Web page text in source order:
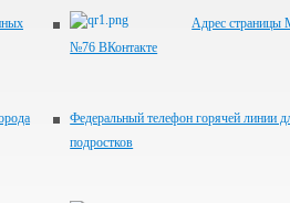
Адрес
№76 ВКонтакте
Федеральный телефон горячей линии
подростков